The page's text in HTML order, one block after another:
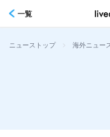
一覧
ニューストップ > 海外ニュー